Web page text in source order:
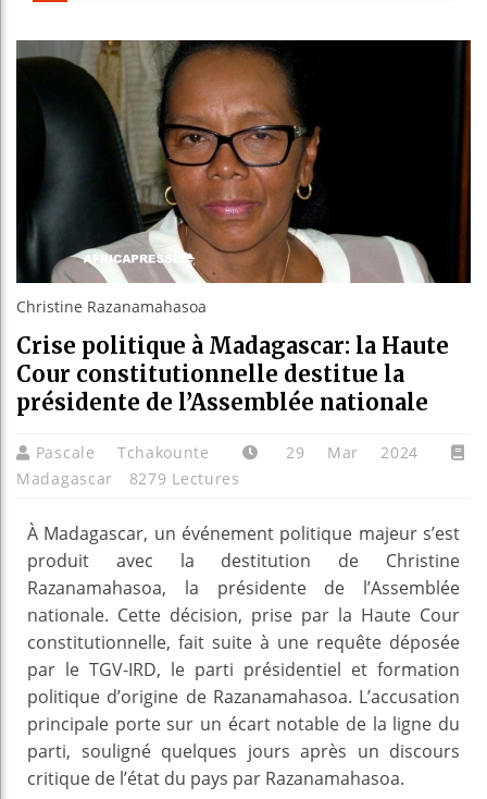
Christine Razanamahasoa
Crise politique à Madagascar: la Haute
Cour constitutionnelle destitue la
présidente de l’Assemblée nationale
Pascale Tchakounte
29 Mar 2024
Madagascar
8279 Lectures
À Madagascar, un événement politique majeur s’est
produit avec la destitution de Christine
Razanamahasoa, la présidente de l’Assemblée
nationale. Cette décision, prise par la Haute Cour
constitutionnelle, fait suite à une requête déposée
par le TGV-IRD, le parti présidentiel et formation
politique d’origine de Razanamahasoa. L’accusation
principale porte sur un écart notable de la ligne du
parti, souligné quelques jours après un discours
critique de l’état du pays par Razanamahasoa.